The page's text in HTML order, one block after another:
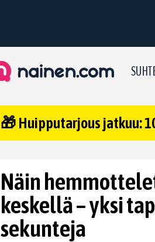
🎁 Huipputarjous jatkuu:
Näin
keskellä – yksi
sekunteja